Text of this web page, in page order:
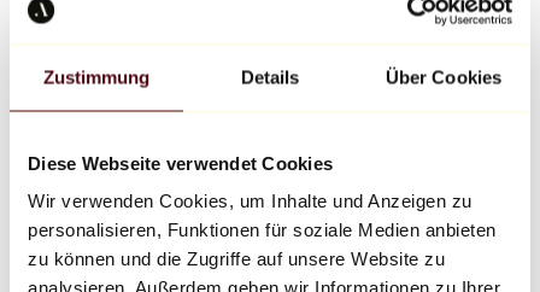
Zustimmung Details Über Cookies
Diese Webseite verwendet Cookies
Wir verwenden Cookies, um Inhalte und Anzeigen zu
personalisieren, Funktionen für soziale Medien anbieten
zu können und die Zugriffe auf unsere Website zu
analysieren. Außerdem geben wir Informationen zu Ihrer
Richard Orlinski
Keith Haring
Jeff Koons
Jean-Michel Basquiat
Alle Designer
Werk der Woche